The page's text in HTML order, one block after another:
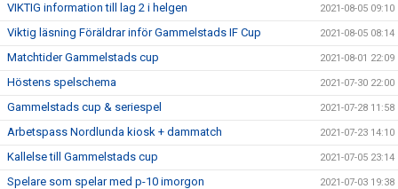
VIKTIG information till lag 2 i helgen 2021-08-05 09:10
Viktig läsning Föräldrar inför Gammelstads IF Cup 2021-08-05 08:14
Matchtider Gammelstads cup 2021-08-01 22:09
Höstens spelschema 2021-07-30 22:00
Gammelstads cup & seriespel 2021-07-28 11:58
Arbetspass Nordlunda kiosk + dammatch 2021-07-23 14:10
Kallelse till Gammelstads cup 2021-07-05 23:14
Spelare som spelar med p-10 imorgon 2021-07-03 19:38